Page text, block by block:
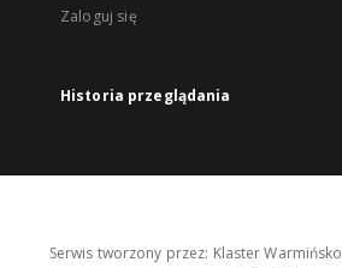
Zaloguj się
Historia przeglądania
Serwis tworzony przez: Klaster